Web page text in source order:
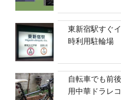
東新宿駅すぐ
時利用駐輪場
自転車でも前
用中華ドラレ